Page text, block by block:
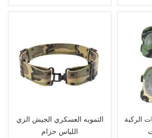
التمويه العسكري الجيش الزي
اللباس حزام
الركبة